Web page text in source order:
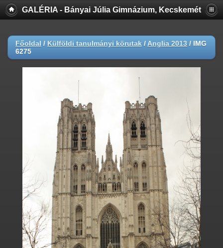
GALÉRIA - Bányai Júlia Gimnázium, Kecskemét
Főoldal / Külföldi tanulmányi körutak / Anglia 2013 / IMG
6275